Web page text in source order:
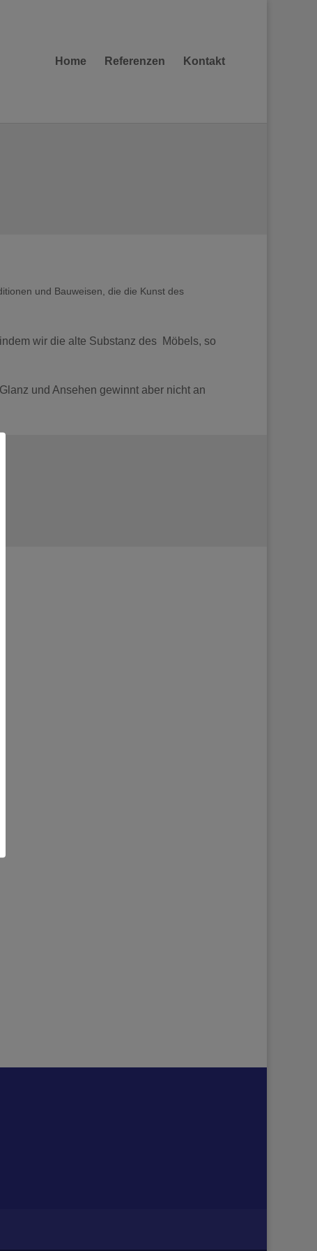
Home Referenzen Kontakt
und Bauweisen, die die Kunst des
wir die alte Substanz des Möbels, so
und Ansehen gewinnt aber nicht an